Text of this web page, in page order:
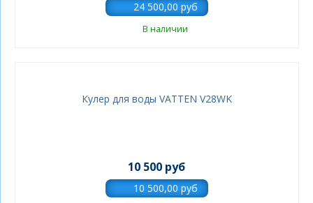
В наличии
Кулер для воды VATTEN V28WK
10 500 руб